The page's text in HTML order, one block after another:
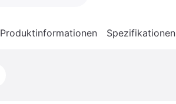
Produktinformationen Spezifikationen